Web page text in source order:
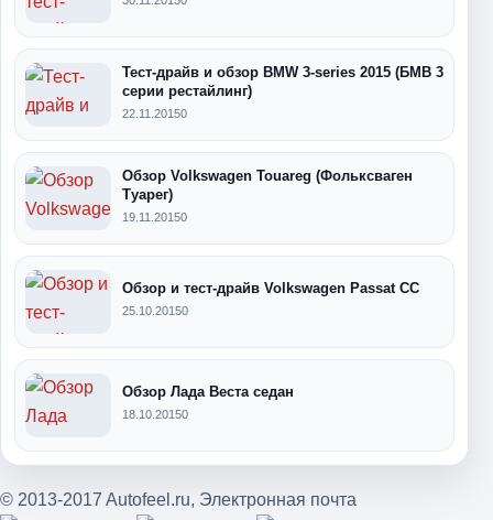
Тест-драйв и обзор BMW 3-series 2015 (БМВ 3
серии рестайлинг)
22.11.20150
Обзор Volkswagen Touareg (Фольксваген
Туарег)
19.11.20150
Обзор и тест-драйв Volkswagen Passat CC
25.10.20150
Обзор Лада Веста седан
18.10.20150
© 2013-2017 Autofeel.ru, Электронная почта